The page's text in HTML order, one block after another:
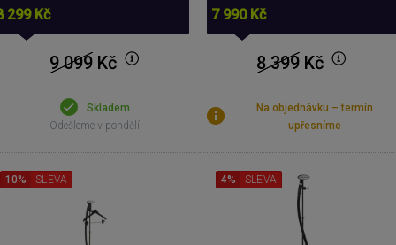
299 Kč
9 099 Kč
Skladem
Odešleme v pondělí
7 990 Kč
8 399 Kč
Na objednávku – termín
upřesníme
10% SLEVA 4% SLEVA